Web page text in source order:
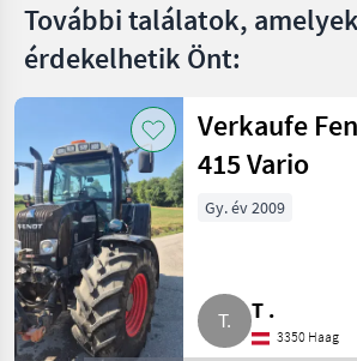
John Deere
Mind a 25
megjelenítése
MARKETPLACE
Marketplace
Kereskedői
ajánlatok
Apróhirdetések
További találatok, amelyek
érdekelhetik Önt:
Verkaufe
415 Vario
Gy. év 2009
T .
3350 Haag